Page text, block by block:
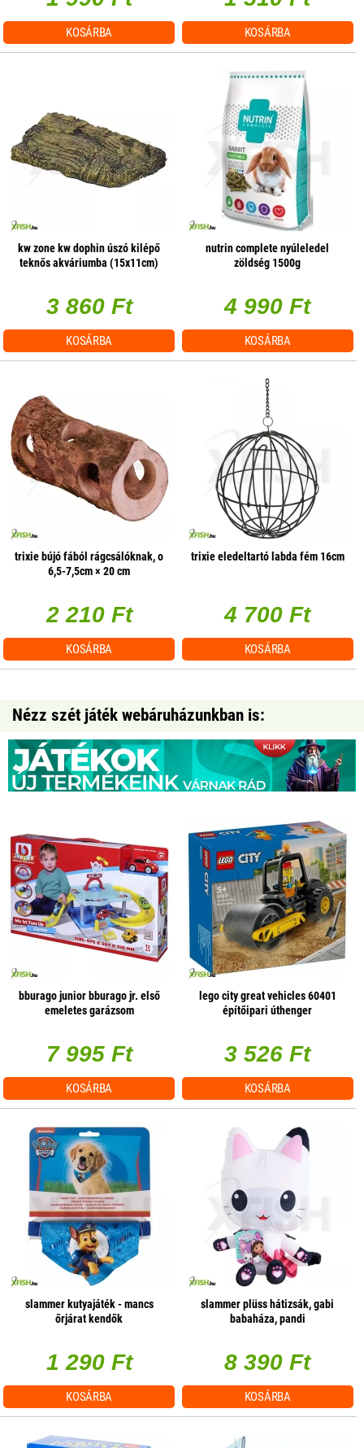
KOSÁRBA KOSÁRBA
kw zone kw dophin úszó kilépő
teknős akváriumba (15x11cm)
3 860 Ft
KOSÁRBA
nutrin complete nyúleledel
zöldség 1500g
4 990 Ft
KOSÁRBA
trixie bújó fából rágcsálóknak, o
6,5-7,5cm × 20 cm
2 210 Ft
KOSÁRBA
trixie eledeltartó labda fém 16cm
4 700 Ft
KOSÁRBA
Nézz szét játék webáruházunkban is:
bburago junior bburago jr. első
emeletes garázsom
7 995 Ft
KOSÁRBA
lego city great vehicles 60401
építőipari úthenger
3 526 Ft
KOSÁRBA
slammer kutyajáték - mancs
őrjárat kendők
1 290 Ft
KOSÁRBA
slammer plüss hátizsák, gabi
babaháza, pandi
8 390 Ft
KOSÁRBA